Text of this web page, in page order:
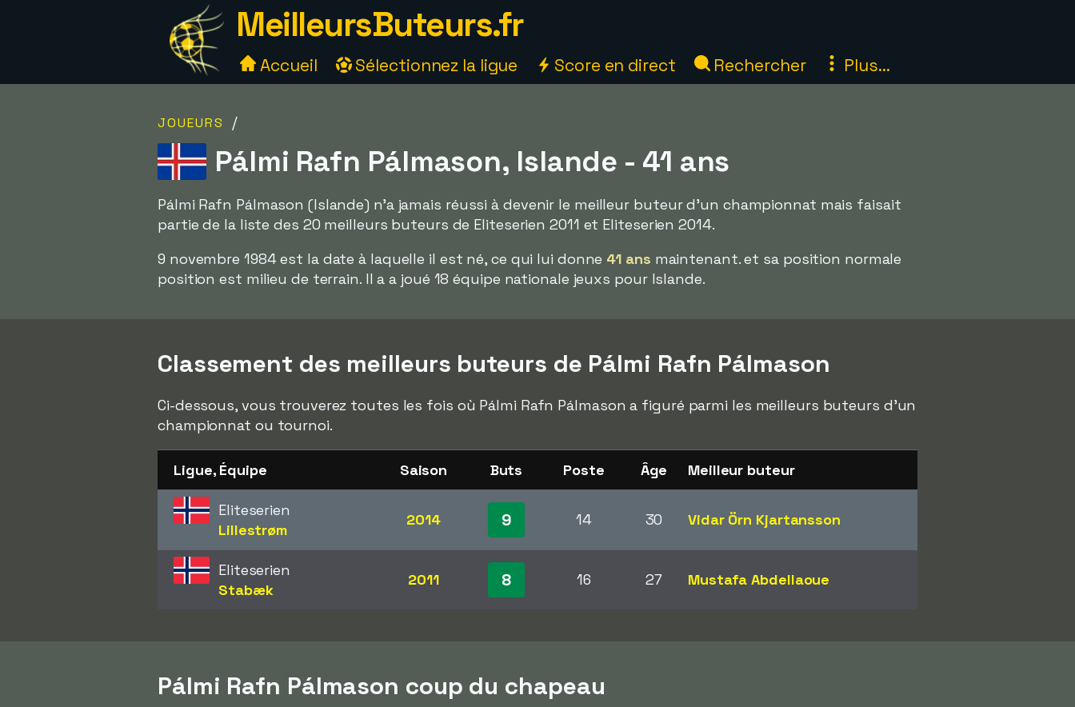
MeilleursButeurs.fr
Accueil Sélectionnez la ligue Score en direct Rechercher Plus...
JOUEURS /
Pálmi Rafn Pálmason, Islande - 41 ans
Pálmi Rafn Pálmason (Islande) n'a jamais réussi à devenir le meilleur buteur d'un championnat mais faisait
partie de la liste des 20 meilleurs buteurs de Eliteserien 2011 et Eliteserien 2014.
9 novembre 1984 est la date à laquelle il est né, ce qui lui donne 41 ans maintenant. et sa position normale
position est milieu de terrain. Il a a joué 18 équipe nationale jeuxs pour Islande.
Classement des meilleurs buteurs de Pálmi Rafn Pálmason
Ci-dessous, vous trouverez toutes les fois où Pálmi Rafn Pálmason a figuré parmi les meilleurs buteurs d'un
championnat ou tournoi.
Ligue, Équipe Saison Buts Poste Âge Meilleur buteur
Eliteserien
Lillestrøm
2014 9 14 30 Vidar Örn Kjartansson
Eliteserien
Stabæk
2011 8 16 27 Mustafa Abdellaoue
Pálmi Rafn Pálmason coup du chapeau